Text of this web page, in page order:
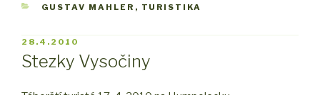
RUBRIKY
GUSTAV MAHLER , TURISTIKA
PUBLIKOVÁNO
28.4.2010
Stezky Vysočiny